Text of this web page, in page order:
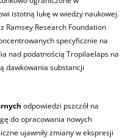
istotną lukę w wiedzy naukowej.
Ramsey Research Foundation
specyficznie na
nad podatnością Tropilaelaps na
dawkowania substancji
odpowiedzi pszczół na
do opracowania nowych
ujawniły zmiany w ekspresji